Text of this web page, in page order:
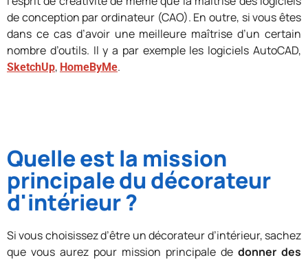
de conception par ordinateur (CAO). En outre, si vous êtes
dans ce cas d’avoir une meilleure maîtrise d’un certain
nombre d’outils. Il y a par exemple les logiciels AutoCAD,
SketchUp, HomeByMe.
Quelle est la mission
principale du décorateur
d'intérieur ?
Si vous choisissez d’être un décorateur d’intérieur, sachez
que vous aurez pour mission principale de donner des